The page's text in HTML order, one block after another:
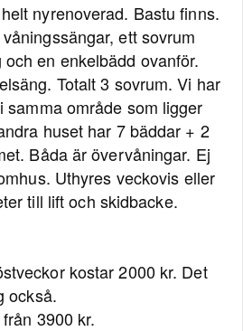
nyrenoverad. Bastu finns.
ett sovrum
en enkelbädd ovanför.
Totalt 3 sovrum. Vi har
samma område som ligger
huset har 7 bäddar + 2
Båda är övervåningar. Ej
Uthyres veckovis eller
till lift och skidbacke.
kostar 2000 kr. Det
också.
3900 kr.